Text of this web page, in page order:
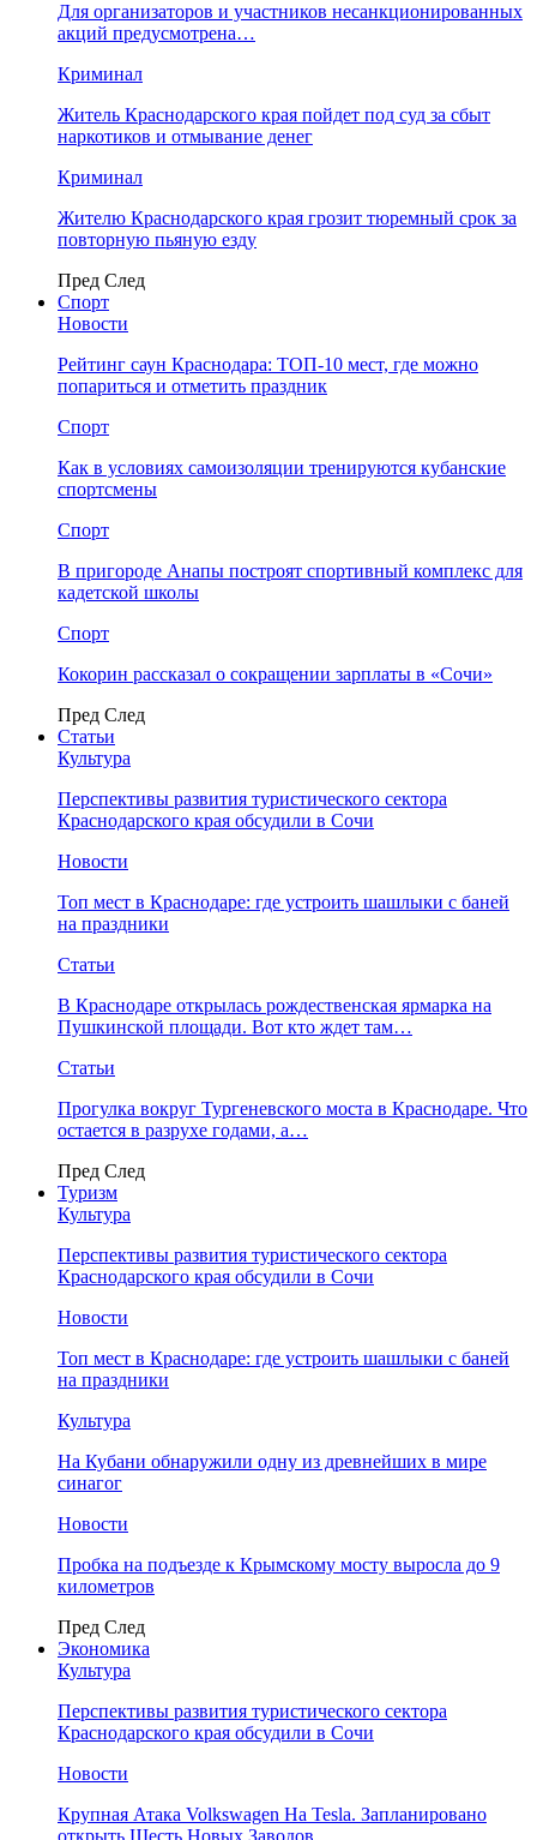
Для организаторов и участников несанкционированных
акций предусмотрена…
Криминал
Житель Краснодарского края пойдет под суд за сбыт
наркотиков и отмывание денег
Криминал
Жителю Краснодарского края грозит тюремный срок за
повторную пьяную езду
Пред След
Спорт
Новости
Рейтинг саун Краснодара: ТОП-10 мест, где можно
попариться и отметить праздник
Спорт
Как в условиях самоизоляции тренируются кубанские
спортсмены
Спорт
В пригороде Анапы построят спортивный комплекс для
кадетской школы
Спорт
Кокорин рассказал о сокращении зарплаты в «Сочи»
Пред След
Статьи
Культура
Перспективы развития туристического сектора
Краснодарского края обсудили в Сочи
Новости
Топ мест в Краснодаре: где устроить шашлыки с баней
на праздники
Статьи
В Краснодаре открылась рождественская ярмарка на
Пушкинской площади. Вот кто ждет там…
Статьи
Прогулка вокруг Тургеневского моста в Краснодаре. Что
остается в разрухе годами, а…
Пред След
Туризм
Культура
Перспективы развития туристического сектора
Краснодарского края обсудили в Сочи
Новости
Топ мест в Краснодаре: где устроить шашлыки с баней
на праздники
Культура
На Кубани обнаружили одну из древнейших в мире
синагог
Новости
Пробка на подъезде к Крымскому мосту выросла до 9
километров
Пред След
Экономика
Культура
Перспективы развития туристического сектора
Краснодарского края обсудили в Сочи
Новости
Крупная Атака Volkswagen На Tesla. Запланировано
открыть Шесть Новых Заводов